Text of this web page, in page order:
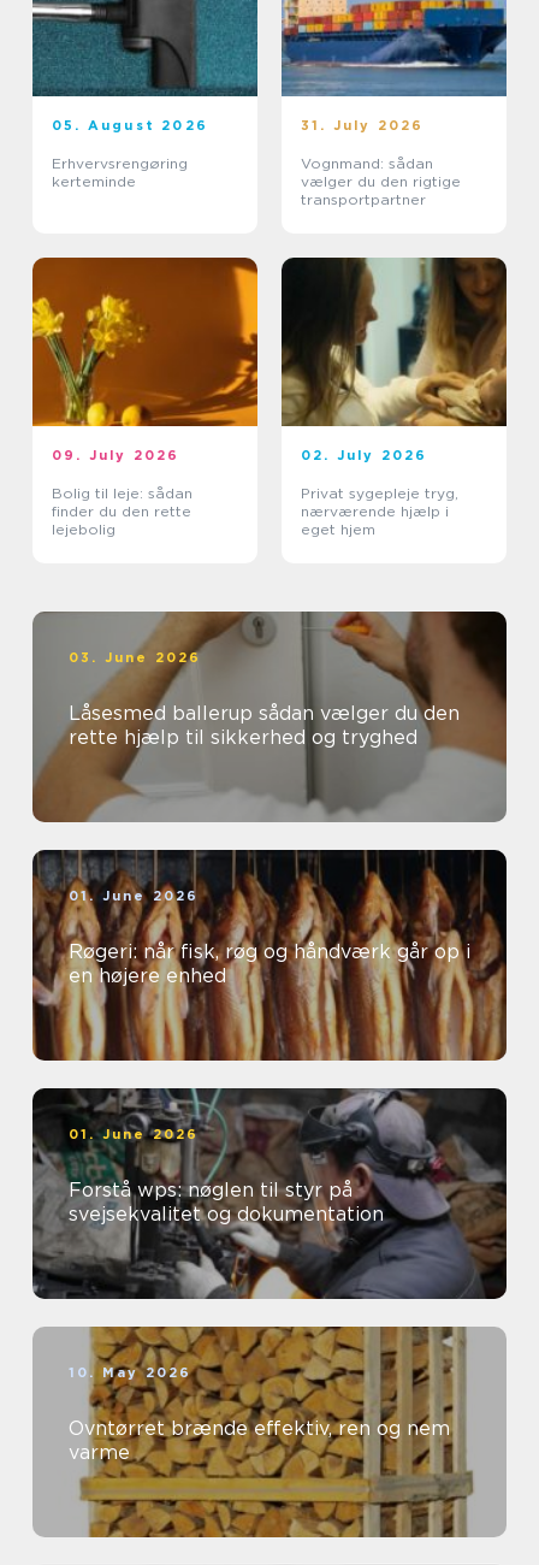
05. August 2026
Erhvervsrengøring
kerteminde
31. July 2026
Vognmand: sådan
vælger du den rigtige
transportpartner
09. July 2026
Bolig til leje: sådan
finder du den rette
lejebolig
02. July 2026
Privat sygepleje tryg,
nærværende hjælp i
eget hjem
03. June 2026
Låsesmed ballerup sådan vælger du den
rette hjælp til sikkerhed og tryghed
01. June 2026
Røgeri: når fisk, røg og håndværk går op i
en højere enhed
01. June 2026
Forstå wps: nøglen til styr på
svejsekvalitet og dokumentation
10. May 2026
Ovntørret brænde effektiv, ren og nem
varme